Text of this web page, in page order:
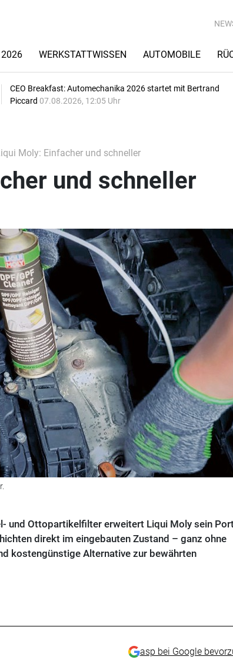
2026 WERKSTATTWISSEN AUTOMOBILE
CEO Breakfast: Automechanika 2026 startet mit Bertrand
Piccard 07.08.2026, 12:05 Uhr
Moly: Einfacher und schneller
und schneller
und Ottopartikelfilter erweitert Liqui Moly sein
direkt im eingebauten Zustand – ganz ohne
kostengünstige Alternative zur bewährten
asp bei Google